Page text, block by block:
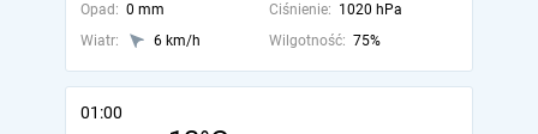
Opad: 0 mm Ciśnienie: 1020 hPa
Wiatr:
6 km/h Wilgotność: 75%
01:00